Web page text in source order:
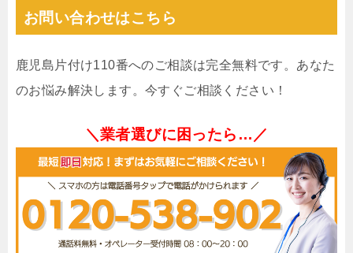
お問い合わせはこちら
鹿児島片付け110番へのご相談は完全無料です。あなた
のお悩み解決します。今すぐご相談ください！
＼業者選びに困ったら…／